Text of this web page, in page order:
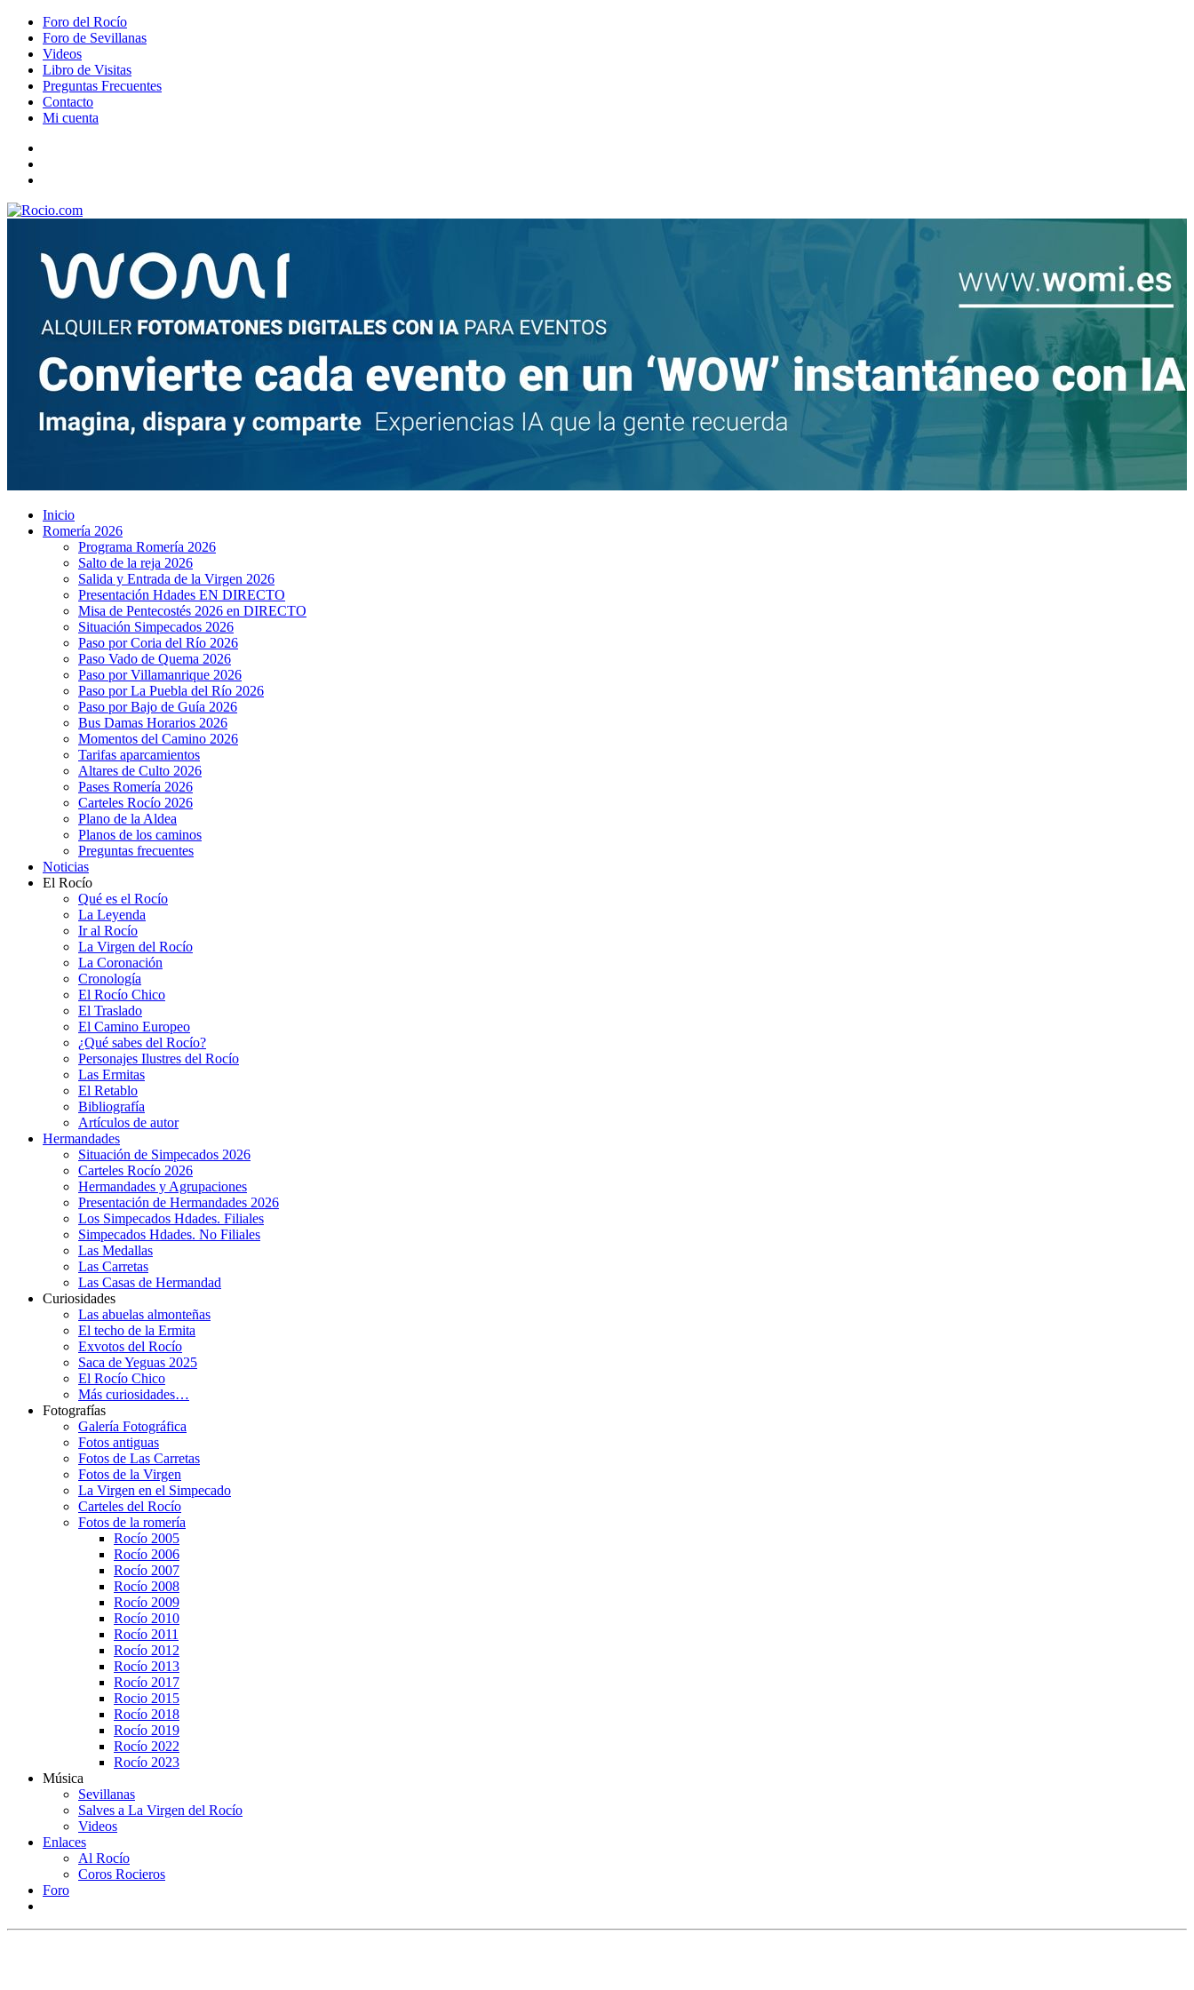
Foro del Rocío
Foro de Sevillanas
Videos
Libro de Visitas
Preguntas Frecuentes
Contacto
Mi cuenta
Inicio
Romería 2026
Programa Romería 2026
Salto de la reja 2026
Salida y Entrada de la Virgen 2026
Presentación Hdades EN DIRECTO
Misa de Pentecostés 2026 en DIRECTO
Situación Simpecados 2026
Paso por Coria del Río 2026
Paso Vado de Quema 2026
Paso por Villamanrique 2026
Paso por La Puebla del Río 2026
Paso por Bajo de Guía 2026
Bus Damas Horarios 2026
Momentos del Camino 2026
Tarifas aparcamientos
Altares de Culto 2026
Pases Romería 2026
Carteles Rocío 2026
Plano de la Aldea
Planos de los caminos
Preguntas frecuentes
Noticias
El Rocío
Qué es el Rocío
La Leyenda
Ir al Rocío
La Virgen del Rocío
La Coronación
Cronología
El Rocío Chico
El Traslado
El Camino Europeo
¿Qué sabes del Rocío?
Personajes Ilustres del Rocío
Las Ermitas
El Retablo
Bibliografía
Artículos de autor
Hermandades
Situación de Simpecados 2026
Carteles Rocío 2026
Hermandades y Agrupaciones
Presentación de Hermandades 2026
Los Simpecados Hdades. Filiales
Simpecados Hdades. No Filiales
Las Medallas
Las Carretas
Las Casas de Hermandad
Curiosidades
Las abuelas almonteñas
El techo de la Ermita
Exvotos del Rocío
Saca de Yeguas 2025
El Rocío Chico
Más curiosidades…
Fotografías
Galería Fotográfica
Fotos antiguas
Fotos de Las Carretas
Fotos de la Virgen
La Virgen en el Simpecado
Carteles del Rocío
Fotos de la romería
Rocío 2005
Rocío 2006
Rocío 2007
Rocío 2008
Rocío 2009
Rocío 2010
Rocío 2011
Rocío 2012
Rocío 2013
Rocío 2017
Rocio 2015
Rocío 2018
Rocío 2019
Rocío 2022
Rocío 2023
Música
Sevillanas
Salves a La Virgen del Rocío
Videos
Enlaces
Al Rocío
Coros Rocieros
Foro